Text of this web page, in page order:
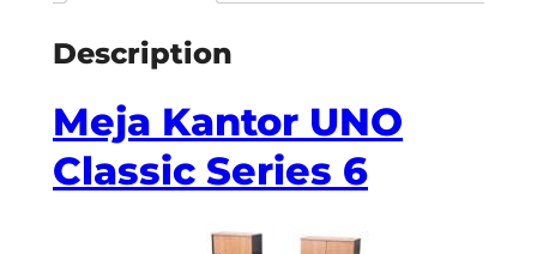
Description
Meja Kantor UNO
Classic Series 6